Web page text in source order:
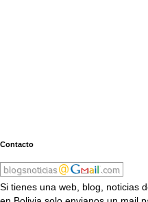
Contacto
Si tienes una web, blog, noticias